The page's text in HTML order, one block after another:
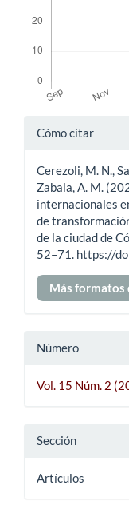
Detalles
artículo
Cómo citar
Cerezoli, M. N.,
Zabala, A. M.
internacionales
de
de la ciudad de
52–71. https://
Más formatos
Número
Vol. 15 Núm. 2
Sección
Artículos